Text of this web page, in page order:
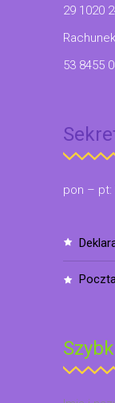
29 1020
53 8455
pon – pt: